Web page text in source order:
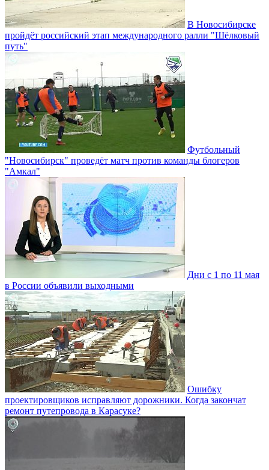
В Новосибирске
пройдёт российский этап международного ралли "Шёлковый
путь"
Футбольный
"Новосибирск" проведёт матч против команды блогеров
"Амкал"
Дни с 1 по 11 мая
в России объявили выходными
Ошибку
проектировщиков исправляют дорожники. Когда закончат
ремонт путепровода в Карасуке?